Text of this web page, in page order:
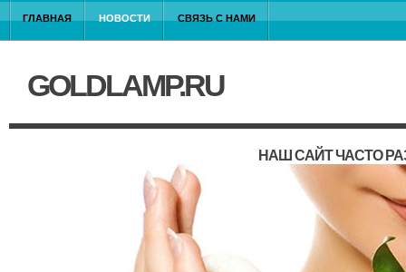
ГЛАВНАЯ НОВОСТИ СВЯЗЬ С НАМИ
GOLDLAMP.RU
НАШ САЙТ ЧАСТО